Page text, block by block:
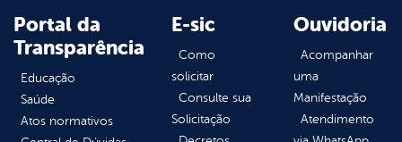
Portal da
Transparência
Educação
Saúde
Atos normativos
E-sic
Como
solicitar
Consulte sua
Solicitação
Ouvidoria
Acompanhar
uma
Manifestação
Atendimento